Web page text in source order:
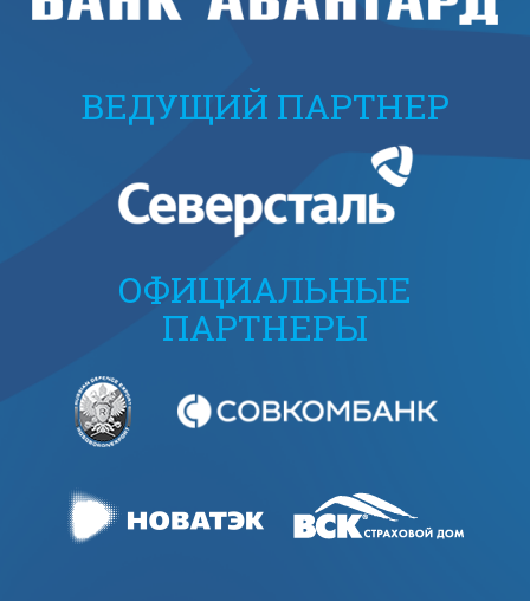
ВЕДУЩИЙ ПАРТНЕР
ОФИЦИАЛЬНЫЕ
ПАРТНЕРЫ